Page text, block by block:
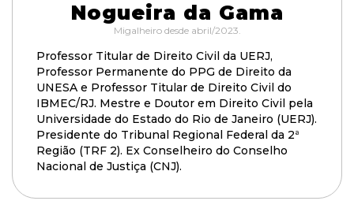
Nogueira da Gama
Migalheiro desde abril/2023.
Professor Titular de Direito Civil da UERJ,
Professor Permanente do PPG de Direito da
UNESA e Professor Titular de Direito Civil do
IBMEC/RJ. Mestre e Doutor em Direito Civil pela
Universidade do Estado do Rio de Janeiro (UERJ).
Presidente do Tribunal Regional Federal da 2ª
Região (TRF 2). Ex Conselheiro do Conselho
Nacional de Justiça (CNJ).